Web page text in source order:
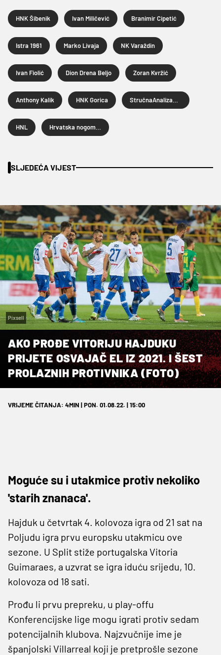
HNK Šibenik Ivan Miličević Branimir Cipetić
Istra 1961 Marko Livaja NK Varaždin
Ivan Fiolić Dion Drena Beljo Zoran Kvržić
Anthony Kalik HNK Gorica
HNL
SLJEDEĆA VIJEST
Pixsell
AKO PROĐE VITORIJU HAJDUKU
PRIJETE OSVAJAČ EL IZ 2021. I ŠEST
PROLAZNIH PROTIVNIKA (FOTO)
VRIJEME ČITANJA: 4MIN | PON. 01.08.22. | 15:00
Moguće su i utakmice protiv nekoliko
'starih znanaca'.
Hajduk u četvrtak 4. kolovoza igra od 21 sat na
Poljudu igra prvu europsku utakmicu ove
sezone. U Split stiže portugalska Vitoria
Guimaraes, a uzvrat se igra iduću srijedu, 10.
kolovoza od 18 sati.
Prođu li prvu prepreku, u play-offu
Konferencijske lige mogu igrati protiv sedam
potencijalnih klubova. Najzvučnije ime je
španjolski Villarreal koji je pretprošle sezone